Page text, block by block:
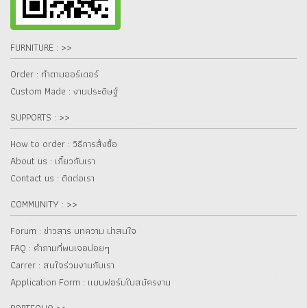
FURNITURE : >>
Order : ทำตามออร์เดอร์
Custom Made : งานประดิษฐ์
SUPPORTS : >>
How to order : วิธีการสั่งซื้อ
About us : เกี๋ยวกับเรา
Contact us : ติดต่อเรา
COMMUNITY : >>
Forum : ข่าวสาร บทความ น่าสนใจ
FAQ : คำถามที่พบเจอบ่อยๆ
Carrer : สนใจร่วมงานกับเรา
Application Form : แบบฟอร์มใบสมัครงาน